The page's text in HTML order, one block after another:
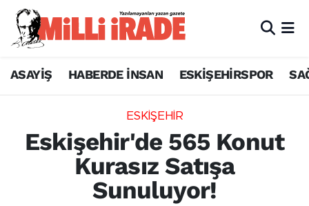
ASAYİŞ HABERDE İNSAN ESKİŞEHİRSPOR
ESKİŞEHİR
Eskişehir'de 565 Konut
Kurasız Satışa
Sunuluyor!